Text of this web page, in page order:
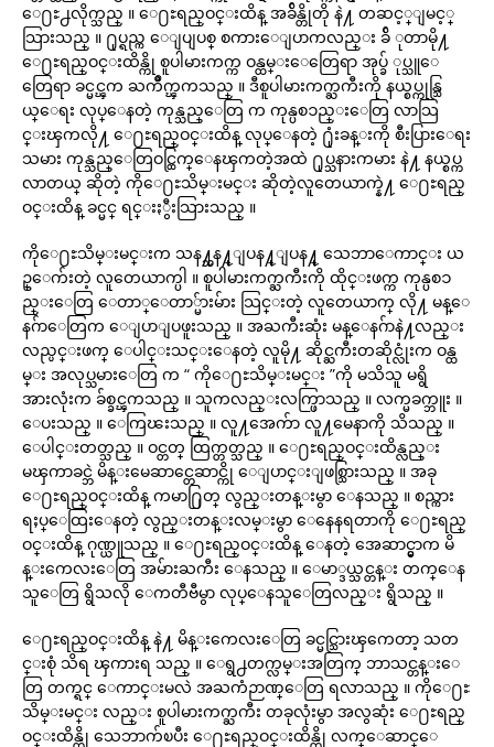
ေ႐ႊ႕လိုက္သည္ ။ ေ႐ႊရည္ဝင္းထိန္ အခ်ိန္တိုတို နဲ႔ တဆင့္ျမင့္
သြားသည္ ။ ႐ုပ္ရည္က ေျပျပစ္ စကားေျပာကလည္း ခ်ိ ုတာမို႔
ေ႐ႊရည္ဝင္းထိန္ကို စူပါမားကက္က ဝန္ထမ္းေတြေရာ အုပ္ခ် ုပ္သူေ
တြေရာ ခင္မင္ၾက ႀကိဳက္ၾကသည္ ။ ဒီစူပါမားကက္ႀကီးကို နယ္စပ္ကုန္သြ
ယ္ေရး လုပ္ေနတဲ့ ကုန္သည္ေတြ က ကုန္ပစၥည္းေတြ လာသြ
င္းၾကလို႔ ေ႐ႊရည္ဝင္းထိန္ လုပ္ေနတဲ့ ႐ုံးခန္းကို စီးပြားေရး
သမား ကုန္သည္ေတြဝင္ထြက္ေနၾကတဲ့အထဲ ႐ုပ္သနားကမား နဲ႔ နယ္စပ္က
လာတယ္ ဆိုတဲ့ ကိုေ႐ႊသိမ္းမင္း ဆိုတဲ့လူတေယာက္နဲ႔ ေ႐ႊရည္
ဝင္းထိန္ ခင္မင္ ရင္းႏွီးသြားသည္ ။
ကိုေ႐ႊသိမ္းမင္းက သန႔္သန႔္ျပန႔္ျပန႔္ သေဘာေကာင္း ယ
ဥ္ေက်းတဲ့ လူတေယာက္ပါ ။ စူပါမားကက္ႀကီးကို ထိုင္းဖက္က ကုန္ပစၥ
ည္းေတြ ေတာ္ေတာ္မ်ားမ်ား သြင္းတဲ့ လူတေယာက္ လို႔ မန္ေ
နဂ်ာေတြက ေျပာျပဖူးသည္ ။ အႀကီးဆုံး မန္ေနဂ်ာနဲ႔လည္း
လည္ပင္းဖက္ ေပါင္းသင္းေနတဲ့ လူမို႔ ဆိုင္ႀကီးတဆိုင္လုံးက ဝန္ထ
မ္း အလုပ္သမားေတြ က “ ကိုေ႐ႊသိမ္းမင္း ”ကို မသိသူ မရွိ
အားလုံးက ခ်စ္ခင္ၾကသည္ ။ သူကလည္းလက္ဖြာသည္ ။ လက္မခက္ဘူး ။
ေပးသည္ ။ ေကြၽးသည္ ။ လူ႔အေက်ာ လူ႔မေနာကို သိသည္ ။
ေပါင္းတတ္သည္ ။ ဝင္တတ္ ထြက္တတ္သည္ ။ ေ႐ႊရည္ဝင္းထိန္လည္း
မၾကာခင္ဘဲ မိန္းမေဆာင္တေဆာင္ကို ေျပာင္းျဖစ္သြားသည္ ။ အခု
ေ႐ႊရည္ဝင္းထိန္ ကမာ႐ြတ္ လွည္းတန္းမွာ ေနသည္ ။ စည္ကား
ရႈပ္ေထြးေနတဲ့ လွည္းတန္းလမ္းမွာ ေနေနရတာကို ေ႐ႊရည္
ဝင္းထိန္ ဂုဏ္ယူသည္ ။ ေ႐ႊရည္ဝင္းထိန္ ေနတဲ့ အေဆာင္မွာက မိ
န္းကေလးေတြ အမ်ားႀကီး ေနသည္ ။ ေမာ္ဒယ္သင္တန္း တက္ေန
သူေတြ ရွိသလို ေကတီဗီမွာ လုပ္ေနသူေတြလည္း ရွိသည္ ။
ေ႐ႊရည္ဝင္းထိန္ နဲ႔ မိန္းကေလးေတြ ခင္မင္သြားၾကေတာ့ သတ
င္းစုံ သိရ ၾကားရ သည္ ။ ေရွ႕တက္လမ္းအတြက္ ဘာသင္တန္းေ
တြ တက္ရင္ ေကာင္းမလဲ အႀကံဉာဏ္ေတြ ရလာသည္ ။ ကိုေ႐ႊ
သိမ္းမင္း လည္း စူပါမားကက္ႀကီး တခုလုံးမွာ အလွဆုံး ေ႐ႊရည္
ဝင္းထိန္ကို သေဘာက်ၿပီး ေ႐ႊရည္ဝင္းထိန္ကို လက္ေဆာင္ေ